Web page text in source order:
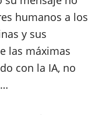
humanos a los
y sus
las máximas
con la IA, no